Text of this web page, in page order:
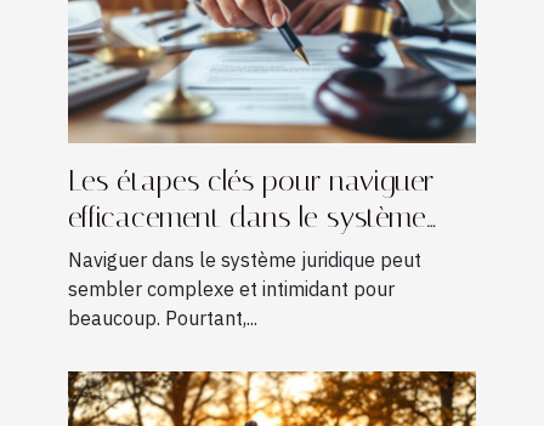
Les étapes clés pour naviguer
efficacement dans le système
juridique
Naviguer dans le système juridique peut
sembler complexe et intimidant pour
beaucoup. Pourtant,...